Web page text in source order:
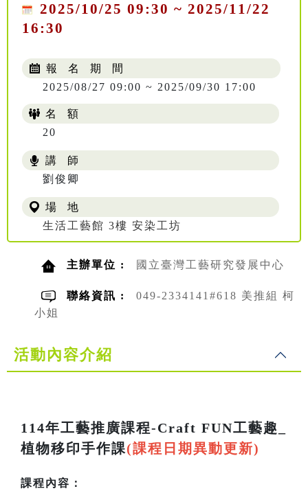
2025/10/25 09:30 ~ 2025/11/22
16:30
報 名 期 間
2025/08/27 09:00 ~ 2025/09/30 17:00
名 額
20
講 師
劉俊卿
場 地
生活工藝館 3樓 安染工坊
主辦單位 : 國立臺灣工藝研究發展中心
聯絡資訊 :
049-2334141#618 美推組 柯
小姐
活動內容介紹
114年工藝推廣課程-Craft FUN工藝趣_
植物移印手作課(課程日期異動更新)
課程內容：